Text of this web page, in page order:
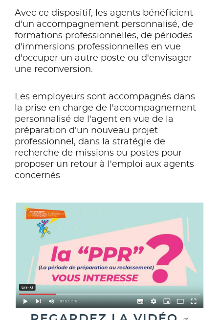
Avec ce dispositif, les agents bénéficient
d'un accompagnement personnalisé, de
formations professionnelles, de périodes
d'immersions professionnelles en vue
d'occuper un autre poste ou d'envisager
une reconversion.
Les employeurs sont accompagnés dans
la prise en charge de l'accompagnement
personnalisé de l'agent en vue de la
préparation d'un nouveau projet
professionnel, dans la stratégie de
recherche de missions ou postes pour
proposer un retour à l'emploi aux agents
concernés